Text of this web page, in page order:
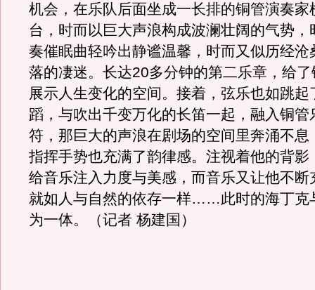
机会，在乐队后面坐成一长排的铜管演奏家
台，时而以巨大声浪构成波澜壮阔的气势，
奏催眠曲轻吟出静谧温馨，时而又似历经沧
落的凄迷。长达20多分钟的第二乐章，给
展示人生变化的空间。接着，弦乐也如跳起
蹈，与吹出千变万化的长笛一起，融入铜管
符，那巨大的声浪在剧场的空间里奔涌不息
指挥手势也充满了韵律感。注视着他的背影
给音乐注入力度与美感，而音乐又让他不断
就如人与自然的依存一样……此时的海丁克
为一体。（记者 杨建国）